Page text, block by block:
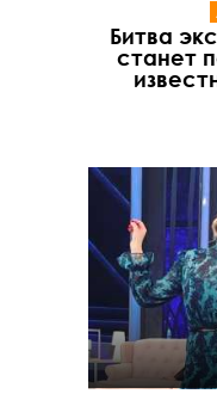
Битва
станет